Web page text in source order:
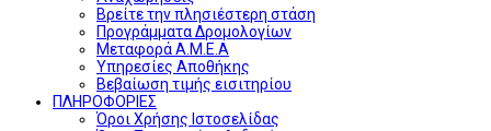
Βρείτε την πλησιέστερη στάση
Προγράμματα Δρομολογίων
Μεταφορά Α.Μ.Ε.Α
Υπηρεσίες Αποθήκης
Βεβαίωση τιμής εισιτηρίου
ΠΛΗΡΟΦΟΡΙΕΣ
Όροι Χρήσης Ιστοσελίδας